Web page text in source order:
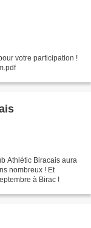
votre participation !
11.2km.pdf
Athlétic Biracais aura
nombreux ! Et
à Birac !